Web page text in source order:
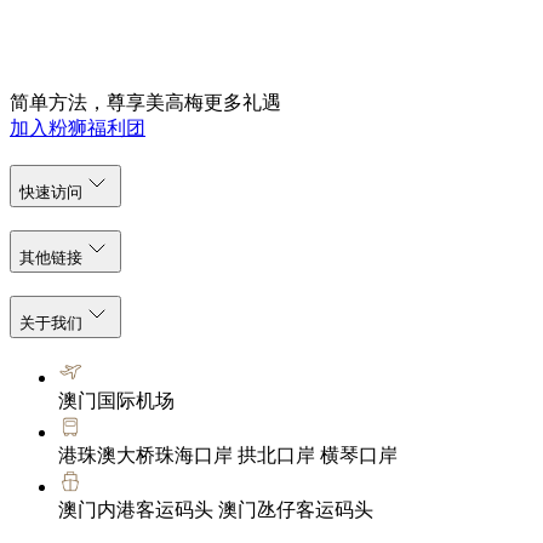
简单方法，尊享美高梅更多礼遇
加入粉狮福利团
快速访问
其他链接
关于我们
澳门国际机场
港珠澳大桥珠海口岸 拱北口岸 横琴口岸
澳门内港客运码头 澳门氹仔客运码头